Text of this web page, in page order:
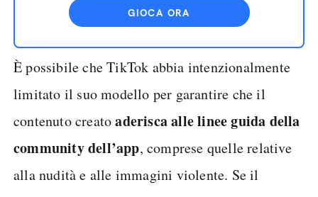
GIOCA ORA
È possibile che TikTok abbia intenzionalmente
limitato il suo modello per garantire che il
contenuto creatoaderisca alle linee guida della
community dell’app, comprese quelle relative
alla nudità e alle immagini violente. Se il